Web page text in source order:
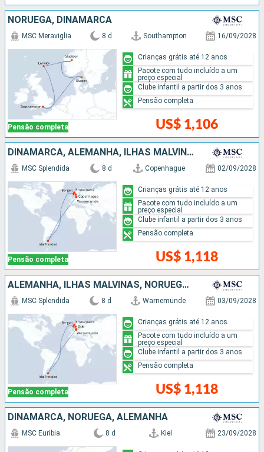
NORUEGA, DINAMARCA
Pensão completa
MSC Meraviglia 8 d Southampton 16/09/2028
US$ 1,106
Crianças grátis até 12 anos
Pacote com tudo incluído a um
preço especial
Clube infantil a partir dos 3 anos
Pensão completa
DINAMARCA, ALEMANHA, ILHAS MALVINAS, NORUEGA
Pensão completa
MSC Splendida 8 d Copenhague 02/09/2028
US$ 1,118
Crianças grátis até 12 anos
Pacote com tudo incluído a um
preço especial
Clube infantil a partir dos 3 anos
Pensão completa
ALEMANHA, ILHAS MALVINAS, NORUEGA, DINAMARCA
Pensão completa
MSC Splendida 8 d Warnemunde 03/09/2028
US$ 1,118
Crianças grátis até 12 anos
Pacote com tudo incluído a um
preço especial
Clube infantil a partir dos 3 anos
Pensão completa
DINAMARCA, NORUEGA, ALEMANHA
MSC Euribia 8 d Kiel 23/09/2028